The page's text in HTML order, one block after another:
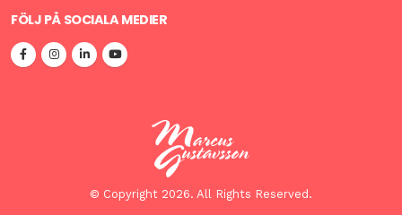
FÖLJ PÅ SOCIALA MEDIER
© Copyright 2026. All Rights Reserved.